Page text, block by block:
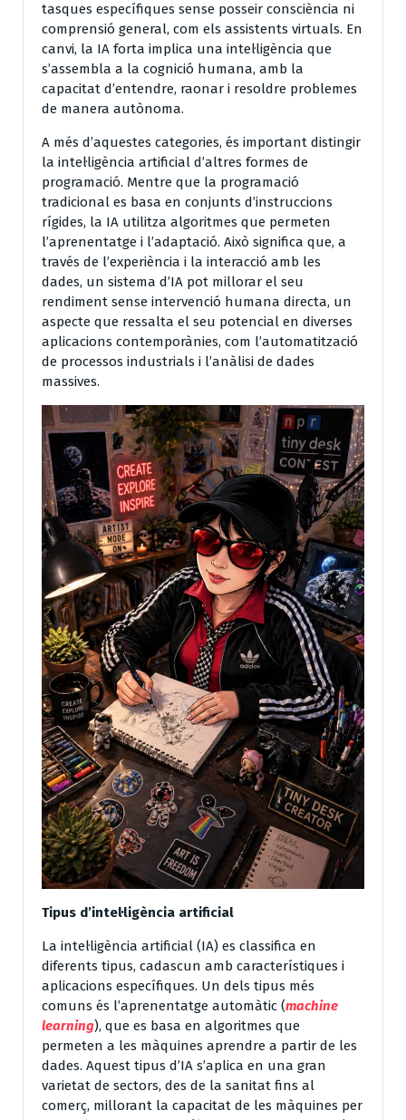
tasques específiques sense posseir consciència ni
comprensió general, com els assistents virtuals. En
canvi, la IA forta implica una intel·ligència que
s’assembla a la cognició humana, amb la
capacitat d’entendre, raonar i resoldre problemes
de manera autònoma.
A més d’aquestes categories, és important distingir
la intel·ligència artificial d’altres formes de
programació. Mentre que la programació
tradicional es basa en conjunts d’instruccions
rígides, la IA utilitza algoritmes que permeten
l’aprenentatge i l’adaptació. Això significa que, a
través de l’experiència i la interacció amb les
dades, un sistema d’IA pot millorar el seu
rendiment sense intervenció humana directa, un
aspecte que ressalta el seu potencial en diverses
aplicacions contemporànies, com l’automatització
de processos industrials i l’anàlisi de dades
massives.
Tipus d’intel·ligència artificial
La intel·ligència artificial (IA) es classifica en
diferents tipus, cadascun amb característiques i
aplicacions específiques. Un dels tipus més
comuns és l’aprenentatge automàtic (machine
learning), que es basa en algoritmes que
permeten a les màquines aprendre a partir de les
dades. Aquest tipus d’IA s’aplica en una gran
varietat de sectors, des de la sanitat fins al
comerç, millorant la capacitat de les màquines per